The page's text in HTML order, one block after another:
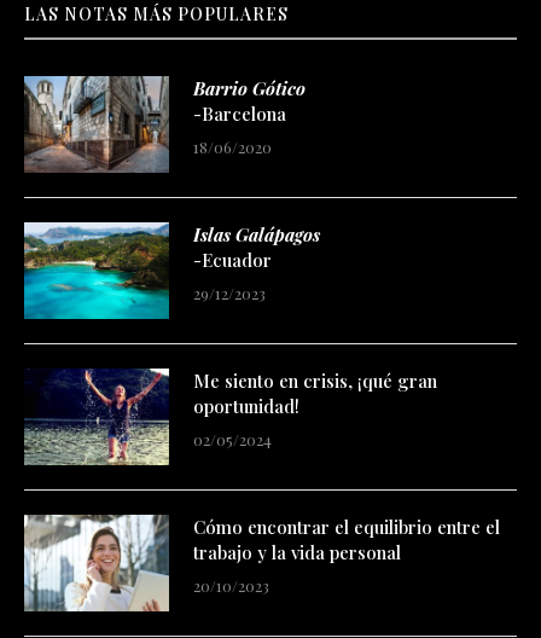
LAS NOTAS MÁS POPULARES
Barrio Gótico
-Barcelona
18/06/2020
Islas Galápagos
-Ecuador
29/12/2023
Me siento en crisis, ¡qué gran
oportunidad!
02/05/2024
Cómo encontrar el equilibrio entre el
trabajo y la vida personal
20/10/2023